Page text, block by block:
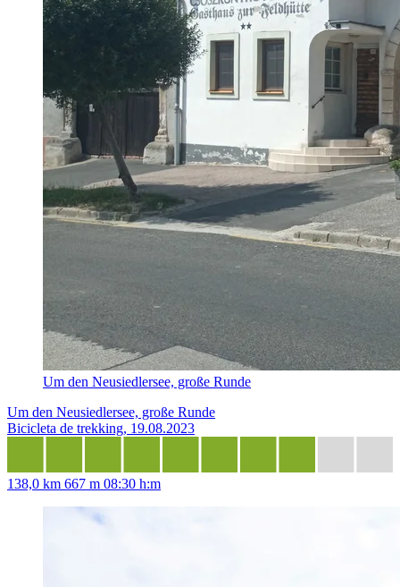
Um den Neusiedlersee, große Runde
Um den Neusiedlersee, große Runde
Bicicleta de trekking, 19.08.2023
138,0 km 667 m 08:30 h:m